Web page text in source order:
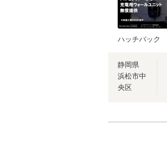
ハッチバック
静岡県
浜松市中
央区